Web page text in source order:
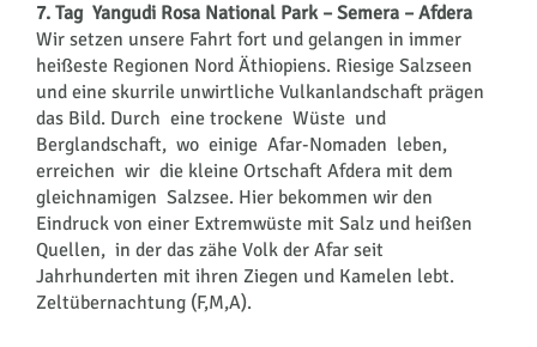
7. Tag Yangudi Rosa National Park – Semera – Afdera
Wir setzen unsere Fahrt fort und gelangen in immer
heißeste Regionen Nord Äthiopiens. Riesige Salzseen
und eine skurrile unwirtliche Vulkanlandschaft prägen
das Bild. Durch eine trockene Wüste und
Berglandschaft, wo einige Afar-Nomaden leben,
erreichen wir die kleine Ortschaft Afdera mit dem
gleichnamigen Salzsee. Hier bekommen wir den
Eindruck von einer Extremwüste mit Salz und heißen
Quellen, in der das zähe Volk der Afar seit
Jahrhunderten mit ihren Ziegen und Kamelen lebt.
Zeltübernachtung (F,M,A).